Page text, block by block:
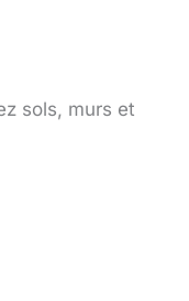
sols, murs et